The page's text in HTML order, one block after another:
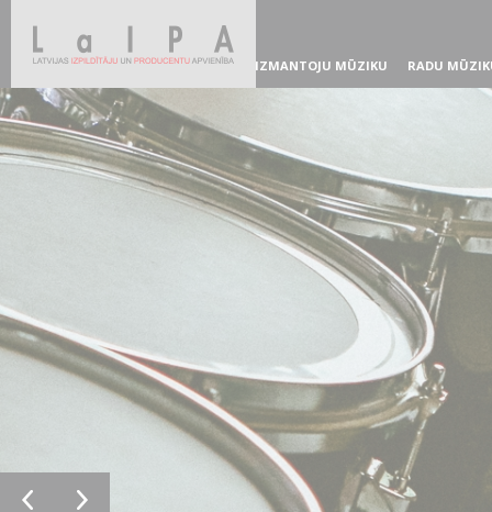
IZMANTOJU MŪZIKU RADU